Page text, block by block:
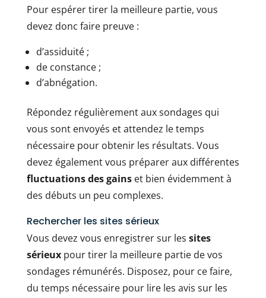
Pour espérer tirer la meilleure partie, vous
devez donc faire preuve :
d’assiduité ;
de constance ;
d’abnégation.
Répondez régulièrement aux sondages qui
vous sont envoyés et attendez le temps
nécessaire pour obtenir les résultats. Vous
devez également vous préparer aux différentes
fluctuations des gainset bien évidemment à
des débuts un peu complexes.
Rechercher les sites sérieux
Vous devez vous enregistrer sur les sites
sérieuxpour tirer la meilleure partie de vos
sondages rémunérés. Disposez, pour ce faire,
du temps nécessaire pour lire les avis sur les